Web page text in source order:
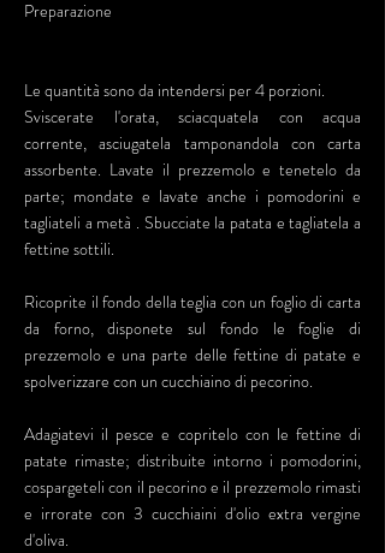
Preparazione
Le quantità sono da intendersi per 4 porzioni.
Sviscerate l'orata, sciacquatela con acqua
corrente, asciugatela tamponandola con carta
assorbente. Lavate il prezzemolo e tenetelo da
parte; mondate e lavate anche i pomodorini e
tagliateli a metà . Sbucciate la patata e tagliatela a
fettine sottili.
Ricoprite il fondo della teglia con un foglio di carta
da forno, disponete sul fondo le foglie di
prezzemolo e una parte delle fettine di patate e
spolverizzare con un cucchiaino di pecorino.
Adagiatevi il pesce e copritelo con le fettine di
patate rimaste; distribuite intorno i pomodorini,
cospargeteli con il pecorino e il prezzemolo rimasti
e irrorate con 3 cucchiaini d'olio extra vergine
d'oliva.